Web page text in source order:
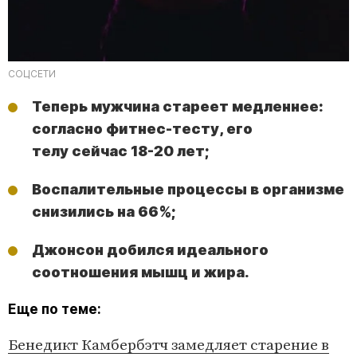
СОЦСЕТИ
Теперь мужчина стареет медленнее:
согласно фитнес-тесту, его
телу сейчас 18-20 лет;
Воспалительные процессы в организме
снизились на 66%;
Джонсон добился идеального
соотношения мышц и жира.
Еще по теме:
Бенедикт Камбербэтч замедляет старение в